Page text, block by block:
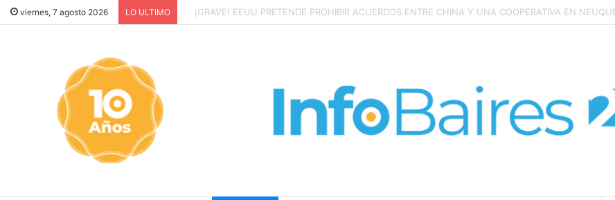
viernes, 7 agosto 2026 LO ULTIMO ¡GRAVE! EEUU PRETENDE PROHIBIR ACUERDOS ENTRE CHINA Y UNA COOPERATIVA EN NEUQUÉN